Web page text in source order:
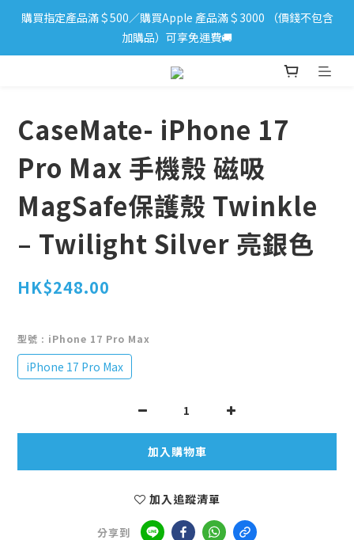
iPhone 17 系列新登場！立即訂購
購買指定產品滿＄500／購買Apple 產品滿＄3000 （價錢不包含
加購品）可享免運費🚚
iPhone 17 系列新登場！立即訂購
CaseMate- iPhone 17
Pro Max 手機殼 磁吸
MagSafe保護殼 Twinkle
– Twilight Silver 亮銀色
HK$248.00
型號 : iPhone 17 Pro Max
iPhone 17 Pro Max
加入購物車
加入追蹤清單
分享到